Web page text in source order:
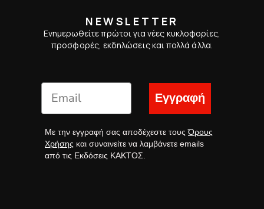
NEWSLETTER
Ενημερωθείτε πρώτοι για νέες κυκλοφορίες,
προσφορές, εκδηλώσεις και πολλά άλλα.
Εγγραφή
Με την εγγραφή σας αποδέχεστε τουςΌρους
Χρήσης και συναινείτε να λαμβάνετε emails
από τις Εκδόσεις ΚΑΚΤΟΣ.